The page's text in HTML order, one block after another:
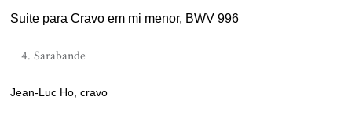
Suite para Cravo em mi menor, BWV 996
Sarabande
Jean-Luc Ho, cravo